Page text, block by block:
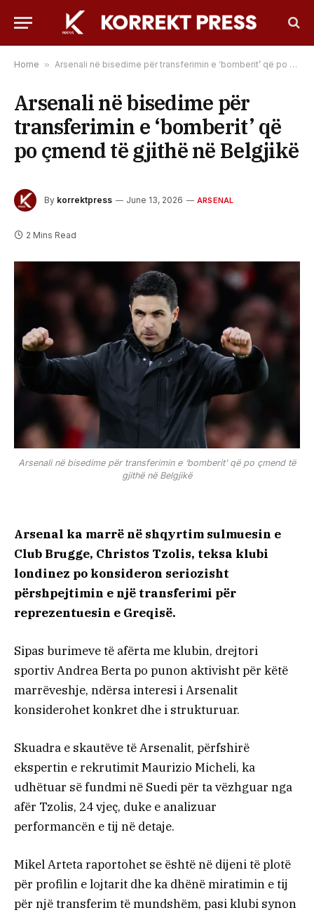
Home » Arsenali në bisedime për transferimin e ‘bomberit’ që po çmend të gjithë në Belgjikë
Arsenali në bisedime për
transferimin e ‘bomberit’ që
po çmend të gjithë në Belgjikë
By korrektpress June 13, 2026 ARSENAL
2 Mins Read
Arsenali në bisedime për transferimin e ‘bomberit’ që po çmend të
gjithë në Belgjikë
Arsenal ka marrë në shqyrtim sulmuesin e
Club Brugge, Christos Tzolis, teksa klubi
londinez po konsideron seriozisht
përshpejtimin e një transferimi për
reprezentuesin e Greqisë.
Sipas burimeve të afërta me klubin, drejtori
sportiv Andrea Berta po punon aktivisht për këtë
marrëveshje, ndërsa interesi i Arsenalit
konsiderohet konkret dhe i strukturuar.
Skuadra e skautëve të Arsenalit, përfshirë
ekspertin e rekrutimit Maurizio Micheli, ka
udhëtuar së fundmi në Suedi për ta vëzhguar nga
afër Tzolis, 24 vjeç, duke e analizuar
performancën e tij në detaje.
Mikel Arteta raportohet se është në dijeni të plotë
për profilin e lojtarit dhe ka dhënë miratimin e tij
për një transferim të mundshëm, pasi klubi synon